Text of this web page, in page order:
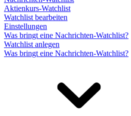
Aktienkurs-Watchlist
Watchlist bearbeiten
Einstellungen
Was bringt eine Nachrichten-Watchlist?
Watchlist anlegen
Was bringt eine Nachrichten-Watchlist?